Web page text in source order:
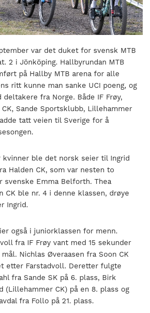
var det duket for svensk MTB
2 i Jönköping. Hallbyrundan MTB
på Hallby MTB arena for alle
ritt kunne man sanke UCI poeng, og
fra Norge. Både IF Frøy,
CK, Sande Sportsklubb, Lillehammer
tatt veien til Sverige for å
ble det norsk seier til Ingrid
Halden CK, som var nesten to
svenske Emma Belforth. Thea
CK ble nr. 4 i denne klassen, drøye
Ingrid.
også i juniorklassen for menn.
fra IF Frøy vant med 15 sekunder
mål. Nichlas Øveraasen fra Soon CK
etter Farstadvoll. Deretter fulgte
fra Sande SK på 6. plass, Birk
(Lillehammer CK) på en 8. plass og
fra Follo på 21. plass.